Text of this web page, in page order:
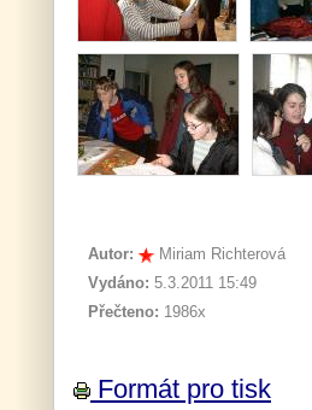
Autor:
Miriam Richterová
Vydáno: 5.3.2011 15:49
Přečteno: 1986x
Formát pro tisk